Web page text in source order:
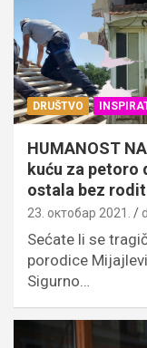
DRUŠTVO
HUMANOST
kuću za petoro
ostala bez
23. октобар 2021.
Sećate li se
porodice
Sigurno…